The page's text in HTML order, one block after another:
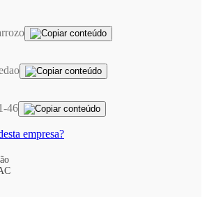
46
empresa?